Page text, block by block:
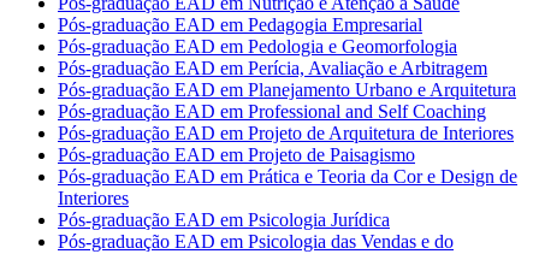
Pós-graduação EAD em Pedagogia Empresarial
Pós-graduação EAD em Pedologia e Geomorfologia
Pós-graduação EAD em Perícia, Avaliação e Arbitragem
Pós-graduação EAD em Planejamento Urbano e Arquitetura
Pós-graduação EAD em Professional and Self Coaching
Pós-graduação EAD em Projeto de Arquitetura de Interiores
Pós-graduação EAD em Projeto de Paisagismo
Pós-graduação EAD em Prática e Teoria da Cor e Design de
Interiores
Pós-graduação EAD em Psicologia Jurídica
Pós-graduação EAD em Psicologia das Vendas e do